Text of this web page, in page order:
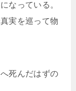
なっている。
実を巡って物
死んだはずの